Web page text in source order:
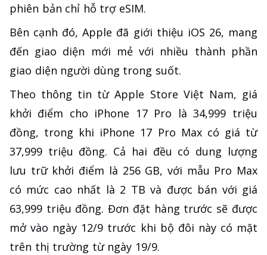
phiên bản chỉ hỗ trợ eSIM.
Bên cạnh đó, Apple đã giới thiệu iOS 26, mang
đến giao diện mới mẻ với nhiều thành phần
giao diện người dùng trong suốt.
Theo thông tin từ Apple Store Việt Nam, giá
khởi điểm cho iPhone 17 Pro là 34,999 triệu
đồng, trong khi iPhone 17 Pro Max có giá từ
37,999 triệu đồng. Cả hai đều có dung lượng
lưu trữ khởi điểm là 256 GB, với mẫu Pro Max
có mức cao nhất là 2 TB và được bán với giá
63,999 triệu đồng. Đơn đặt hàng trước sẽ được
mở vào ngày 12/9 trước khi bộ đôi này có mặt
trên thị trường từ ngày 19/9.